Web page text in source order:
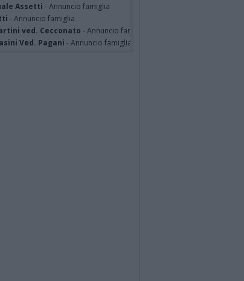
Assetti - Annuncio famiglia
- Annuncio famiglia
ved. Cecconato - Annuncio famiglia
Ved. Pagani - Annuncio famiglia